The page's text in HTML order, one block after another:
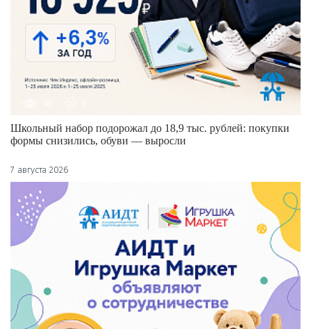
Школьный набор подорожал до 18,9 тыс. рублей: покупки
формы снизились, обуви — выросли
7 августа 2026